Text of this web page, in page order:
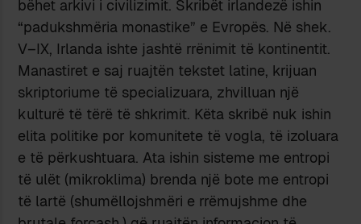
bëhet arkivi i civilizimit. Skribët irlandezë ishin
“padukshmëria monastike” e Evropës. Në shek.
V–IX, Irlanda ishte jashtë rrënimit të kontinentit.
Manastiret e saj ruajtën tekstet latine, krijuan
skriptoriume të specializuara, zhvilluan një
kulturë të tërë të shkrimit. Këta skribë nuk ishin
elita politike por komunitete të vogla, të izoluara
e të përkushtuara. Ata ishin sisteme me entropi
të ulët (mikroklima) brenda një bote me entropi
të lartë (shumëllojshmëri e rrëmujshme dhe